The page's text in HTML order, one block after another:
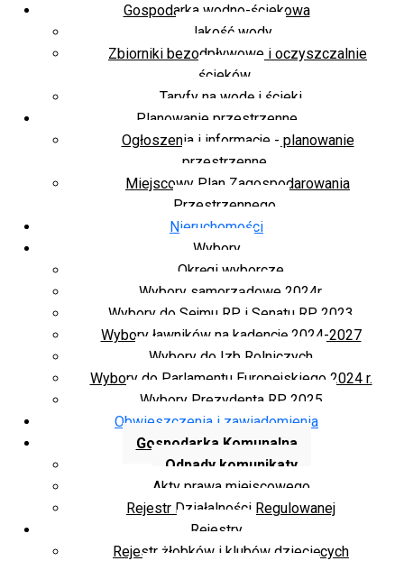
Gospodarka wodno-ściekowa
Jakość wody
Zbiorniki bezodpływowe i oczyszczalnie
ścieków
Taryfy na wodę i ścieki
Planowanie przestrzenne
Ogłoszenia i informacje - planowanie
przestrzenne
Miejscowy Plan Zagospodarowania
Przestrzennego
Nieruchomości
Wybory
Okręgi wyborcze
Wybory samorządowe 2024r.
Wybory do Sejmu RP i Senatu RP 2023
Wybory ławników na kadencję 2024-2027
Wybory do Izb Rolniczych
Wybory do Parlamentu Europejskiego 2024 r.
Wybory Prezydenta RP 2025
Obwieszczenia i zawiadomienia
Gospodarka Komunalna
Odpady komunikaty
Akty prawa miejscowego
Rejestr Działalności Regulowanej
Rejestry
Rejestr żłobków i klubów dziecięcych